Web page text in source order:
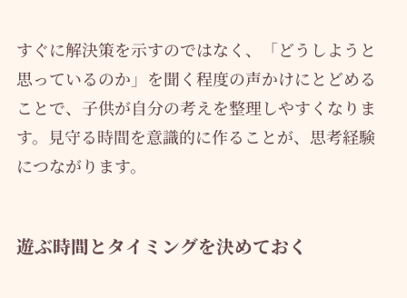
すぐに解決策を示すのではなく、「どうしようと
思っているのか」を聞く程度の声かけにとどめる
ことで、子供が自分の考えを整理しやすくなりま
す。見守る時間を意識的に作ることが、思考経験
につながります。
遊ぶ時間とタイミングを決めておく